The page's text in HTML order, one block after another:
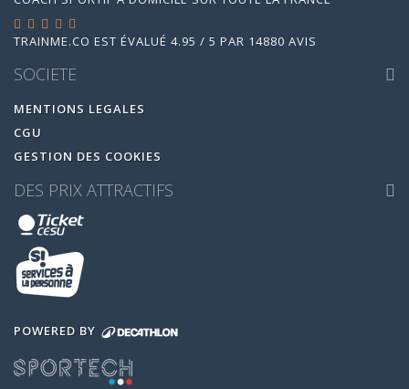
TRAINME.CO EST ÉVALUÉ 4.95 / 5 PAR 14880 AVIS
SOCIETE
MENTIONS LEGALES
CGU
GESTION DES COOKIES
DES PRIX ATTRACTIFS
POWERED BY